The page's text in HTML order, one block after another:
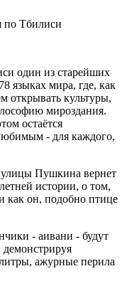
по Тбилиси
один из старейших
языках мира, где, как
открывать культуры,
мироздания.
остаётся
- для каждого,
улицы Пушкина вернет
истории, о том,
как он, подобно птице
- аивани - будут
ажурные перила